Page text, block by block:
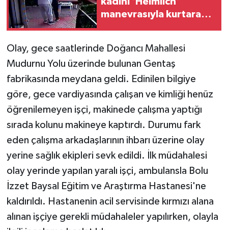
manevrasıyla kurtaran
Olay, gece saatlerinde Doğancı Mahallesi
Mudurnu Yolu üzerinde bulunan Gentaş
fabrikasında meydana geldi. Edinilen bilgiye
göre, gece vardiyasında çalışan ve kimliği henüz
öğrenilemeyen işçi, makinede çalışma yaptığı
sırada kolunu makineye kaptırdı. Durumu fark
eden çalışma arkadaşlarının ihbarı üzerine olay
yerine sağlık ekipleri sevk edildi. İlk müdahalesi
olay yerinde yapılan yaralı işçi, ambulansla Bolu
İzzet Baysal Eğitim ve Araştırma Hastanesi'ne
kaldırıldı. Hastanenin acil servisinde kırmızı alana
alınan işçiye gerekli müdahaleler yapılırken, olayla